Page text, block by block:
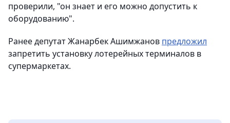
проверили, "он знает и его можно допустить к
оборудованию".
Ранее депутат Жанарбек Ашимжанов предложил
запретить установку лотерейных терминалов в
супермаркетах.